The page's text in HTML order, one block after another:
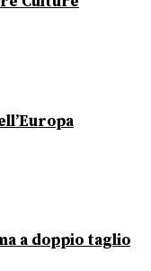
a doppio taglio